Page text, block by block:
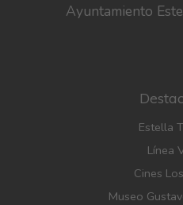
Ayuntamiento
Estella
Línea
Cines
Museo